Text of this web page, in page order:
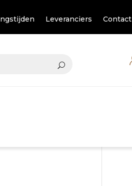
Leveranciers Contact